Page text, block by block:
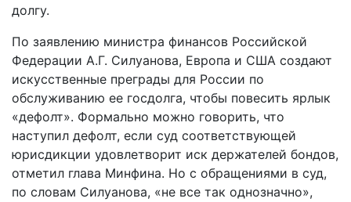
долгу.
По заявлению министра финансов Российской
Федерации А.Г. Силуанова, Европа и США создают
искусственные преграды для России по
обслуживанию ее госдолга, чтобы повесить ярлык
«дефолт». Формально можно говорить, что
наступил дефолт, если суд соответствующей
юрисдикции удовлетворит иск держателей бондов,
отметил глава Минфина. Но с обращениями в суд,
по словам Силуанова, «не все так однозначно»,